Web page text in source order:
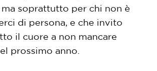
ma soprattutto per chi non è
di persona, e che invito
il cuore a non mancare
prossimo anno.